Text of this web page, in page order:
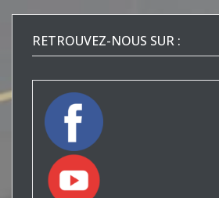
RETROUVEZ-NOUS SUR :